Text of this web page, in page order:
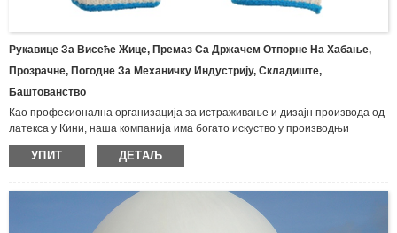
Рукавице За Висеће Жице, Премаз Са Држачем Отпорне На Хабање,
Прозрачне, Погодне За Механичку Индустрију, Складиште,
Баштованство
Као професионална организација за истраживање и дизајн производа од
латекса у Кини, наша компанија има богато искуство у производњи
различитих врста рукавица и производа од латекса, укључујући бутил
рукавице, импрегниране рукавице, неопренске рукавице, рукавице
предива.Најлон нитрилне заштитне рукавице, рукавице од двоструког
платна, гумене рукавице од предива, рукавице за једнократну инспекцију,
рукавице од латекса са дугим рукама, итд. Широко се користе у
УПИТ ДЕТАЉ